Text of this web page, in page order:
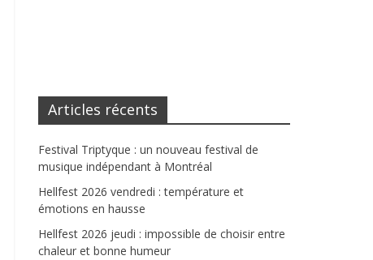
Articles récents
Festival Triptyque : un nouveau festival de
musique indépendant à Montréal
Hellfest 2026 vendredi : température et
émotions en hausse
Hellfest 2026 jeudi : impossible de choisir entre
chaleur et bonne humeur